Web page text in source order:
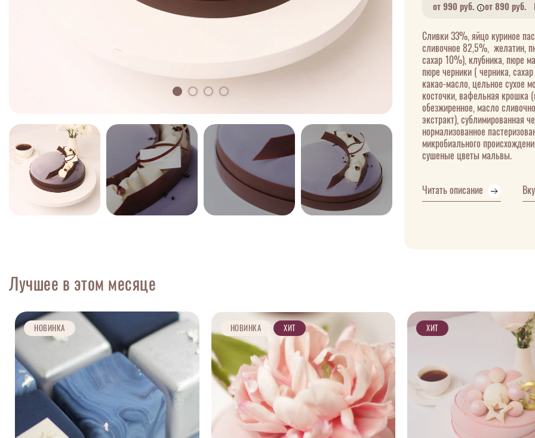
от 990 руб. от 890 руб.
Сливки 33%, яйцо куриное
сливочное 82,5%, желатин,
сахар 10%), клубника, пюре
пюре черники ( черника,
какао-масло, цельное сухое
косточки, вафельная крошка
обезжиренное, масло
экстракт), сублимированная
нормализованное
микробиального
сушеные цветы мальвы.
Читать описание
Лучшее в этом месяце
НОВИНКА НОВИНКА ХИТ ХИТ